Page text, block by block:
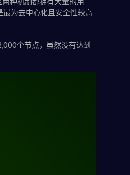
为去中心化且安全性较高
个节点，虽然没有达到